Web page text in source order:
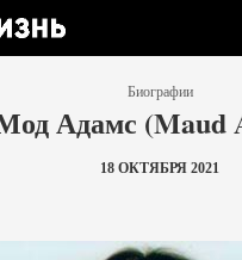
Биографии
Адамс (Maud
18 ОКТЯБРЯ 2021